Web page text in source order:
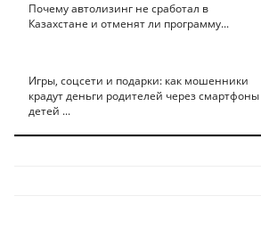
Почему автолизинг не сработал в
Казахстане и отменят ли программу...
Игры, соцсети и подарки: как мошенники
крадут деньги родителей через смартфоны
детей ...